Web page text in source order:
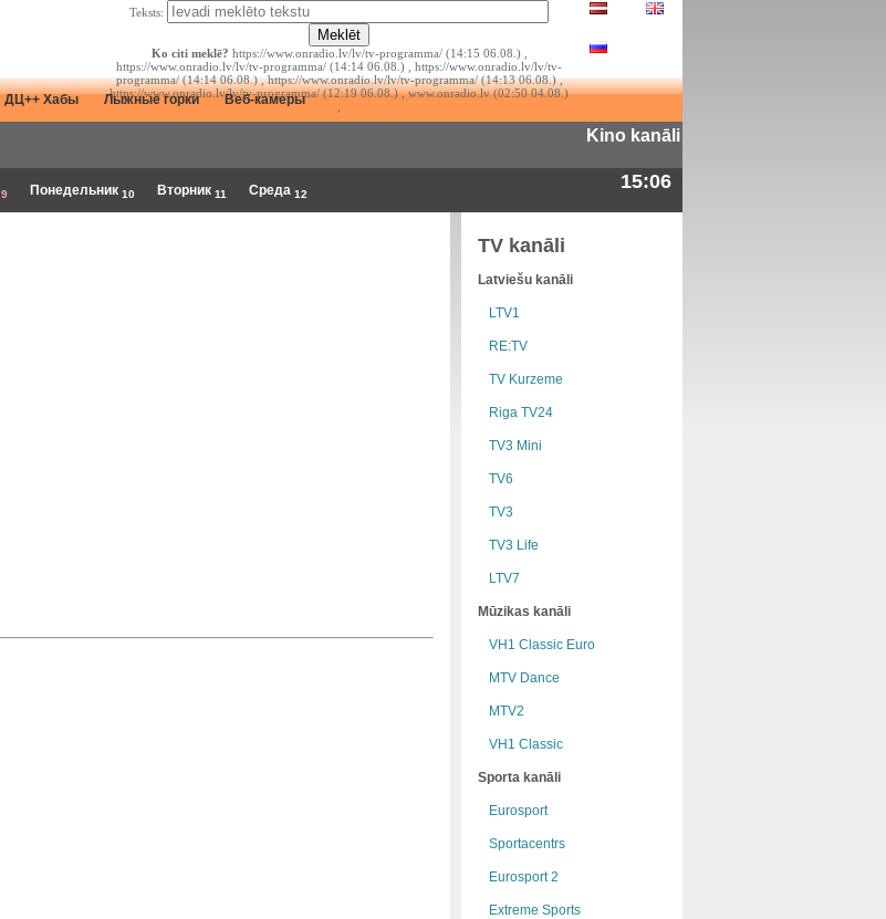
Teksts:
Ko citi meklē? https://www.onradio.lv/lv/tv-programma/ (14:15 06.08.) ,
https://www.onradio.lv/lv/tv-programma/ (14:14 06.08.) , https://www.onradio.lv/lv/tv-
programma/ (14:14 06.08.) , https://www.onradio.lv/lv/tv-programma/ (14:13 06.08.) ,
https://www.onradio.lv/lv/tv-programma/ (12:19 06.08.) , www.onradio.lv (02:50 04.08.)
ДЦ++ Хабы Лыжные горки Веб-камеры
Kino kanāli
9 Понедельник 10 Вторник 11 Среда 12
15:06
TV kanāli
Latviešu kanāli
LTV1
RE:TV
TV Kurzeme
Riga TV24
TV3 Mini
TV6
TV3
TV3 Life
LTV7
Mūzikas kanāli
VH1 Classic Euro
MTV Dance
MTV2
VH1 Classic
Sporta kanāli
Eurosport
Sportacentrs
Eurosport 2
Extreme Sports